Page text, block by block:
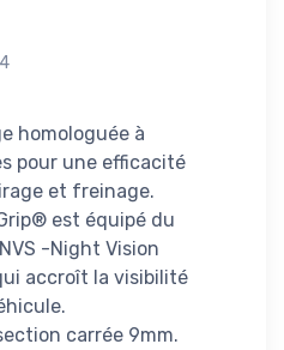
homologuée à
pour une efficacité
et freinage.
est équipé du
-Night Vision
accroît la visibilité
carrée 9mm.